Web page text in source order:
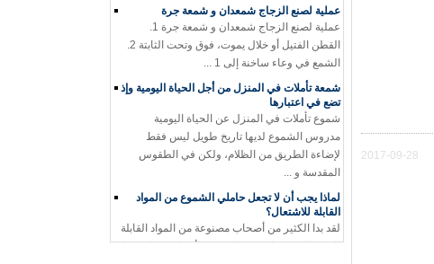
الشمع في وعاء ساخنة إلى 1 ...
تضع في اعتبارها
شموع تأملات في المنزل عن الحياة اليومية
مدروس الشموع لديها تاريخ طويل ليس فقط
لإضاءة الطريق من الظلام، ولكن في الطقوس
المقدسة و ...
القابلة للاشتعال؟
لقد بدا الكثير من أصحاب مصنوعة من المواد القابلة
للاشتعال. عندما تحترق الشمعة لأسفل، ربما عندما
2017-09-28